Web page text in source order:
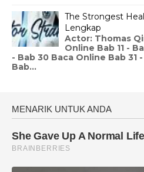
The Strongest
Lengkap
Actor: Thomas
Online Bab 11 -
- Bab 30 Baca Online Bab 31
Bab...